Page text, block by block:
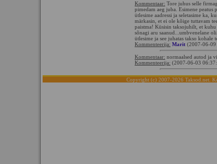
Kommentaar: Tore juhus selle
pimedam aeg juba. Esimene peatus
ütlesime aadressi ja seletasime ka,
märkasin, et ei ole kõige tuttavam
paistma! Küsisin taksojuhilt, et kuhu
sõnagi aru saanud...umbvenelane
ütlesime ja see juhatas takso
Kommenteerija: Marit (2007-06-
Kommentaar: normaalsed autod ja
Kommenteerija: (2007-06-03
Copyright (c) 2007-2026 Taksod.net.